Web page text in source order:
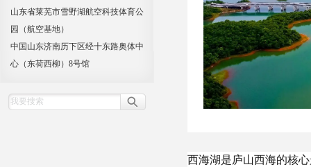
山东省莱芜市雪野湖航空科技体育公
园（航空基地）
中国山东济南历下区经十东路奥体中
心（东荷西柳）8号馆
西海湖是庐山西海的核